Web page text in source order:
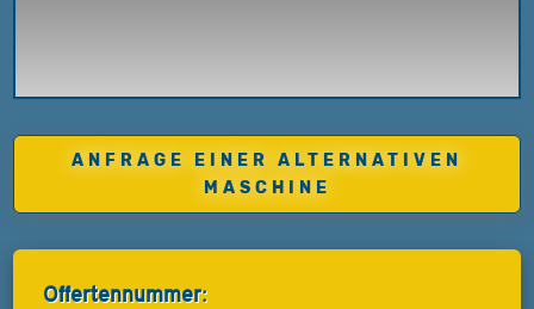
ANFRAGE EINER ALTERNATIVEN
MASCHINE
Offertennummer: